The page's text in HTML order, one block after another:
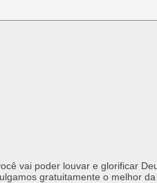
vai poder louvar e glorificar
gratuitamente o melhor